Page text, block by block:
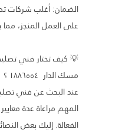
الضمان: أغلب شركات
على العمل المنجز، مما
💡 كيف تختار فني
مسك الدار ١٨٨٦٥٥٤ ؟
عند البحث عن فني
المهم مراعاة عدة
الفعالة. إليك بعض